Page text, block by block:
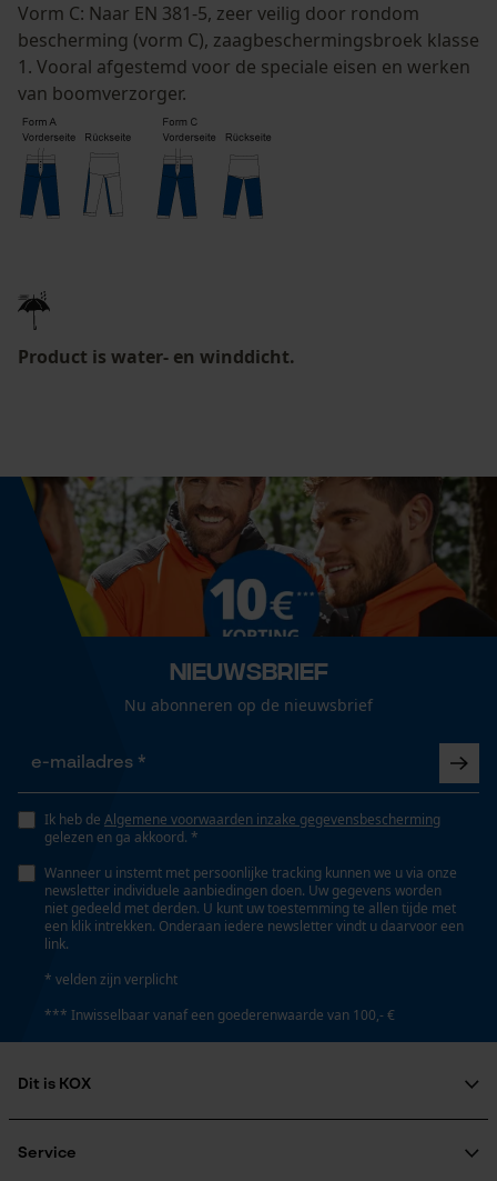
Vorm C: Naar EN 381-5, zeer veilig door rondom
bescherming (vorm C), zaagbeschermingsbroek klasse
1. Vooral afgestemd voor de speciale eisen en werken
van boomverzorger.
Product is water- en winddicht.
Nieuwsbrief
Nu abonneren op de nieuwsbrief
Ik heb de Algemene voorwaarden inzake gegevensbescherming
gelezen en ga akkoord. *
Wanneer u instemt met persoonlijke tracking kunnen we u via onze
newsletter individuele aanbiedingen doen. Uw gegevens worden
niet gedeeld met derden. U kunt uw toestemming te allen tijde met
een klik intrekken. Onderaan iedere newsletter vindt u daarvoor een
link.
* velden zijn verplicht
*** Inwisselbaar vanaf een goederenwaarde van 100,- €
Dit is KOX
Maatschappelijke betrokkenheid
Service
Statistische Cookies
Econda Analytics
Mouseflow Web Analytics Tool
Fact-Finder Tracking
Opgeslagen winkelwagen
Persoonlijke begroeting
Geo-IP en gebruikersdetectie
YouTube-video's
Google Global Site Tag
Microsoft Advertising Universal
Event Tracking
Survicate